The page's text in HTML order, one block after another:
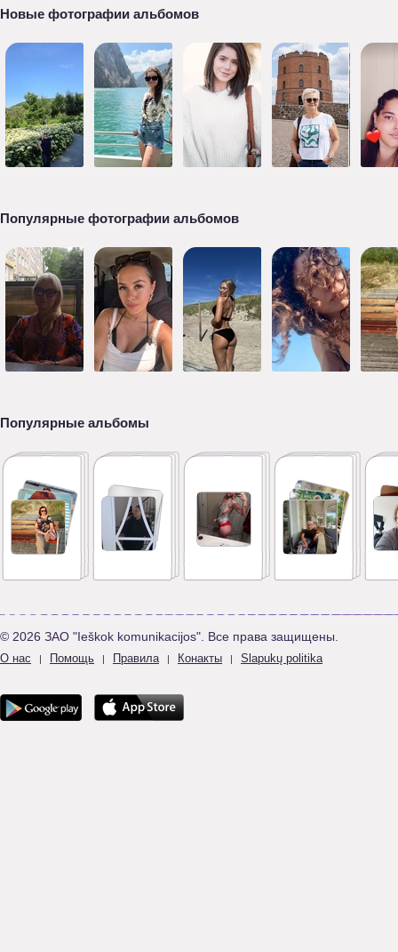
Новые фотографии альбомов
Популярные фотографии альбомов
Популярные альбомы
© 2026 ЗАО "Ieškok komunikacijos". Все права защищены.
О нас | Помощь | Правила | Конакты | Slapukų politika